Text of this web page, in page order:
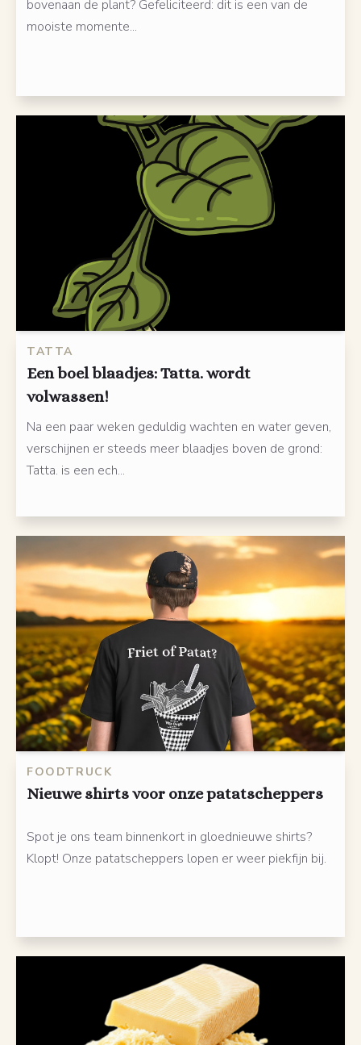
bovenaan de plant? Gefeliciteerd: dit is een van de
mooiste momente...
TATTA
Een boel blaadjes: Tatta. wordt
volwassen!
Na een paar weken geduldig wachten en water geven,
verschijnen er steeds meer blaadjes boven de grond:
Tatta. is een ech...
FOODTRUCK
Nieuwe shirts voor onze patatscheppers
Spot je ons team binnenkort in gloednieuwe shirts?
Klopt! Onze patatscheppers lopen er weer piekfijn bij.